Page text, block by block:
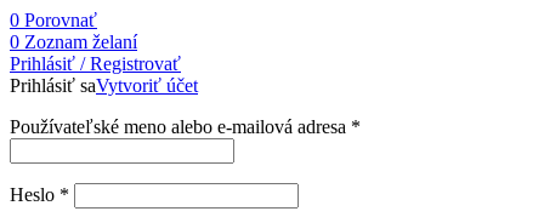
0 Porovnať
0 Zoznam želaní
Prihlásiť / Registrovať
Prihlásiť saVytvoriť účet
Používateľské meno alebo e-mailová adresa *
Heslo *